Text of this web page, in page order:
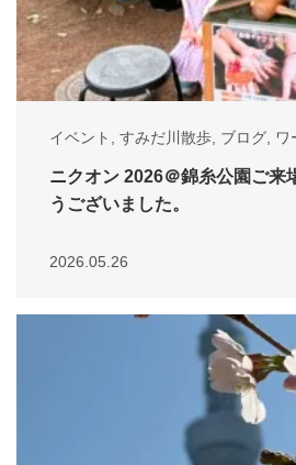
イベント すみだ川散歩 ブログ ワ
ニクオン 2026＠錦糸公園ご来
うございました。
2026.05.26